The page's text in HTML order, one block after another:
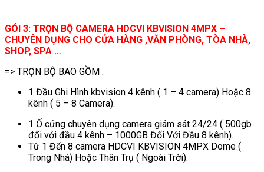
GÓI 3: TRỌN BỘ CAMERA HDCVI KBVISION 4MPX –
CHUYÊN DỤNG CHO CỬA HÀNG ,VĂN PHÒNG, TÒA NHÀ,
SHOP, SPA …
=> TRỌN BỘ BAO GỒM :
1 Đầu Ghi Hình kbvision 4 kênh ( 1 – 4 camera) Hoặc 8
kênh ( 5 – 8 Camera).
1 Ổ cứng chuyên dụng camera giám sát 24/24 ( 500gb
đối với đầu 4 kênh – 1000GB Đối Với Đầu 8 kênh).
Từ 1 Đến 8 camera HDCVI KBVISION 4MPX Dome (
Trong Nhà) Hoặc Thân Trụ ( Ngoài Trời).